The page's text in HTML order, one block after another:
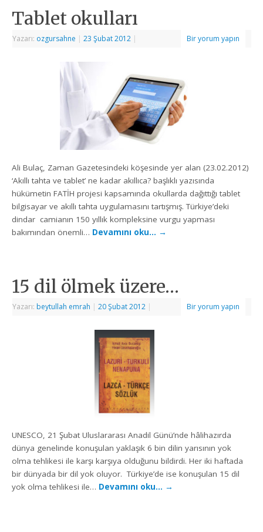
Tablet okulları
Yazarı: ozgursahne | 23 Şubat 2012 | Bir yorum yapın
Ali Bulaç, Zaman Gazetesindeki köşesinde yer alan (23.02.2012)
‘Akıllı tahta ve tablet’ ne kadar akıllıca? başlıklı yazısında
hükümetin FATİH projesi kapsamında okullarda dağıttığı tablet
bilgisayar ve akıllı tahta uygulamasını tartışmış. Türkiye’deki
dindar camianın 150 yıllık kompleksine vurgu yapması
bakımından önemli… Devamını oku… →
15 dil ölmek üzere…
Yazarı: beytullah emrah | 20 Şubat 2012 | Bir yorum yapın
UNESCO, 21 Şubat Uluslararası Anadil Günü’nde hâlihazırda
dünya genelinde konuşulan yaklaşık 6 bin dilin yarısının yok
olma tehlikesi ile karşı karşıya olduğunu bildirdi. Her iki haftada
bir dünyada bir dil yok oluyor. Türkiye’de ise konuşulan 15 dil
yok olma tehlikesi ile… Devamını oku… →